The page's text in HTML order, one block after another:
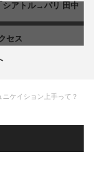
シアトル→パリ 田中
セス
ニケイション上手って？